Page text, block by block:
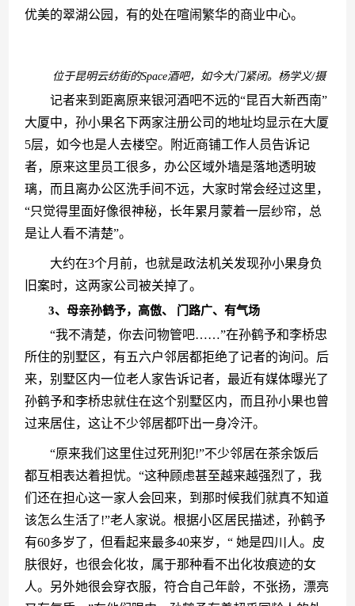
优美的翠湖公园，有的处在喧闹繁华的商业中心。
位于昆明云纺街的Space酒吧，如今大门紧闭。杨学义/摄
记者来到距离原来银河酒吧不远的“昆百大新西南”
大厦中，孙小果名下两家注册公司的地址均显示在大厦
5层，如今也是人去楼空。附近商铺工作人员告诉记
者，原来这里员工很多，办公区域外墙是落地透明玻
璃，而且离办公区洗手间不远，大家时常会经过这里，
“只觉得里面好像很神秘，长年累月蒙着一层纱帘，总
是让人看不清楚”。
大约在3个月前，也就是政法机关发现孙小果身负
旧案时，这两家公司被关掉了。
3、母亲孙鹤予，高傲、 门路广、有气场
“我不清楚，你去问物管吧……”在孙鹤予和李桥忠
所住的别墅区，有五六户邻居都拒绝了记者的询问。后
来，别墅区内一位老人家告诉记者，最近有媒体曝光了
孙鹤予和李桥忠就住在这个别墅区内，而且孙小果也曾
过来居住，这让不少邻居都吓出一身冷汗。
“原来我们这里住过死刑犯!”不少邻居在茶余饭后
都互相表达着担忧。“这种顾虑甚至越来越强烈了，我
们还在担心这一家人会回来，到那时候我们就真不知道
该怎么生活了!”老人家说。根据小区居民描述，孙鹤予
有60多岁了，但看起来最多40来岁，“ 她是四川人。皮
肤很好，也很会化妆，属于那种看不出化妆痕迹的女
人。另外她很会穿衣服，符合自己年龄，不张扬，漂亮